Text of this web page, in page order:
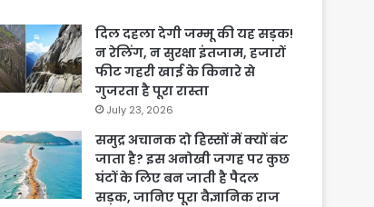
दिल दहला देगी जम्मू की यह सड़क!
न रेलिंग, न सुरक्षा इंतजाम, हजारों
फीट गहरी खाई के किनारे से
गुजरता है पूरा रास्ता
July 23, 2026
समुद्र अचानक दो हिस्सों में क्यों बंट
जाता है? इस अनोखी जगह पर कुछ
घंटों के लिए बन जाती है पैदल
सड़क, जानिए पूरा वैज्ञानिक राज